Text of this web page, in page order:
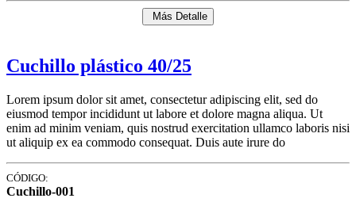
Más Detalle
Cuchillo plástico 40/25
Lorem ipsum dolor sit amet, consectetur adipiscing elit, sed do
eiusmod tempor incididunt ut labore et dolore magna aliqua. Ut
enim ad minim veniam, quis nostrud exercitation ullamco laboris nisi
ut aliquip ex ea commodo consequat. Duis aute irure do
CÓDIGO:
Cuchillo-001